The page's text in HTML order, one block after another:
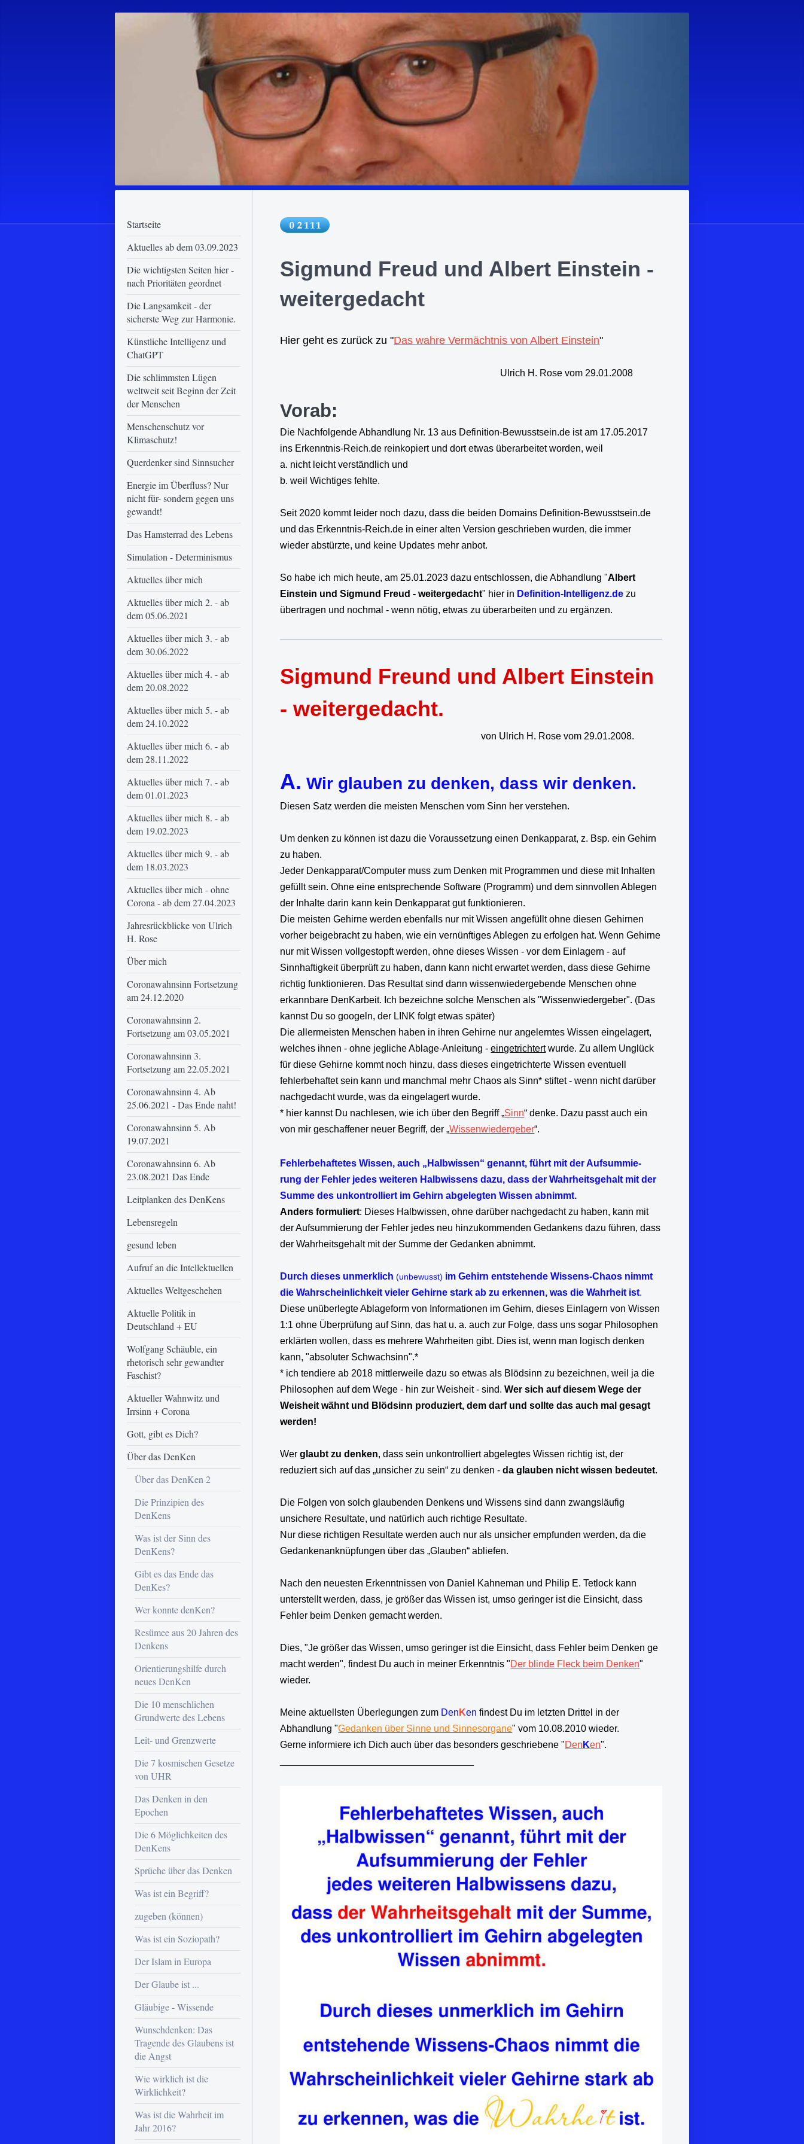
Startseite
Aktuelles ab dem 03.09.2023
Die wichtigsten Seiten hier -
nach Prioritäten geordnet
Die Langsamkeit - der
sicherste Weg zur Harmonie.
Künstliche Intelligenz und
ChatGPT
Die schlimmsten Lügen
weltweit seit Beginn der Zeit
der Menschen
Menschenschutz vor
Klimaschutz!
Querdenker sind Sinnsucher
Energie im Überfluss? Nur
nicht für- sondern gegen uns
gewandt!
Das Hamsterrad des Lebens
Simulation - Determinismus
Aktuelles über mich
Aktuelles über mich 2. - ab
dem 05.06.2021
Aktuelles über mich 3. - ab
dem 30.06.2022
Aktuelles über mich 4. - ab
dem 20.08.2022
Aktuelles über mich 5. - ab
dem 24.10.2022
Aktuelles über mich 6. - ab
dem 28.11.2022
Aktuelles über mich 7. - ab
dem 01.01.2023
Aktuelles über mich 8. - ab
dem 19.02.2023
Aktuelles über mich 9. - ab
dem 18.03.2023
Aktuelles über mich - ohne
Corona - ab dem 27.04.2023
Jahresrückblicke von Ulrich
H. Rose
Über mich
Coronawahnsinn Fortsetzung
am 24.12.2020
Coronawahnsinn 2.
Fortsetzung am 03.05.2021
Coronawahnsinn 3.
Fortsetzung am 22.05.2021
Coronawahnsinn 4. Ab
25.06.2021 - Das Ende naht!
Coronawahnsinn 5. Ab
19.07.2021
Coronawahnsinn 6. Ab
23.08.2021 Das Ende
Leitplanken des DenKens
Lebensregeln
gesund leben
Aufruf an die Intellektuellen
Aktuelles Weltgeschehen
Aktuelle Politik in
Deutschland + EU
Wolfgang Schäuble, ein
rhetorisch sehr gewandter
Faschist?
Aktueller Wahnwitz und
Irrsinn + Corona
Gott, gibt es Dich?
Über das DenKen
Über das DenKen 2
Die Prinzipien des
DenKens
Was ist der Sinn des
DenKens?
Gibt es das Ende das
DenKes?
Wer konnte denKen?
Resümee aus 20 Jahren des
Denkens
Orientierungshilfe durch
neues DenKen
Die 10 menschlichen
Grundwerte des Lebens
Leit- und Grenzwerte
Die 7 kosmischen Gesetze
von UHR
Das Denken in den
Epochen
Die 6 Möglichkeiten des
DenKens
Sprüche über das Denken
Was ist ein Begriff?
zugeben (können)
Was ist ein Soziopath?
Der Islam in Europa
Der Glaube ist ...
Gläubige - Wissende
Wunschdenken: Das
Tragende des Glaubens ist
die Angst
Wie wirklich ist die
Wirklichkeit?
Was ist die Wahrheit im
Jahr 2016?
Sigmund Freud und Albert Einstein -
weitergedacht
Hier geht es zurück zu "Das wahre Vermächtnis von Albert Einstein"
Ulrich H. Rose vom 29.01.2008
Vorab:
Die Nachfolgende Abhandlung Nr. 13 aus Definition-Bewusstsein.de ist am 17.05.2017
ins Erkenntnis-Reich.de reinkopiert und dort etwas überarbeitet worden, weil
a. nicht leicht verständlich und
b. weil Wichtiges fehlte.
Seit 2020 kommt leider noch dazu, dass die beiden Domains Definition-Bewusstsein.de
und das Erkenntnis-Reich.de in einer alten Version geschrieben wurden, die immer
wieder abstürzte, und keine Updates mehr anbot.
So habe ich mich heute, am 25.01.2023 dazu entschlossen, die Abhandlung "Albert
Einstein und Sigmund Freud - weitergedacht" hier in Definition-Intelligenz.de zu
übertragen und nochmal - wenn nötig, etwas zu überarbeiten und zu ergänzen.
Sigmund Freund und Albert Einstein
- weitergedacht.
von Ulrich H. Rose vom 29.01.2008.
A. Wir glauben zu denken, dass wir denken.
Diesen Satz werden die meisten Menschen vom Sinn her verstehen.
Um denken zu können ist dazu die Voraussetzung einen Denkapparat, z. Bsp. ein Gehirn
zu haben.
Jeder Denkapparat/Computer muss zum Denken mit Programmen und diese mit Inhalten
gefüllt sein. Ohne eine entsprechende Software (Programm) und dem sinnvollen Ablegen
der Inhalte darin kann kein Denkapparat gut funktionieren.
Die meisten Gehirne werden ebenfalls nur mit Wissen angefüllt ohne diesen Gehirnen
vorher beigebracht zu haben, wie ein vernünftiges Ablegen zu erfolgen hat. Wenn Gehirne
nur mit Wissen vollgestopft werden, ohne dieses Wissen - vor dem Einlagern - auf
Sinnhaftigkeit überprüft zu haben, dann kann nicht erwartet werden, dass diese Gehirne
richtig funktionieren. Das Resultat sind dann wissenwiedergebende Menschen ohne
erkannbare DenKarbeit. Ich bezeichne solche Menschen als "Wissenwiedergeber". (Das
kannst Du so googeln, der LINK folgt etwas später)
Die allermeisten Menschen haben in ihren Gehirne nur angelerntes Wissen eingelagert,
welches ihnen - ohne jegliche Ablage-Anleitung -eingetrichtertwurde. Zu allem Unglück
für diese Gehirne kommt noch hinzu, dass dieses eingetrichterte Wissen eventuell
fehlerbehaftet sein kann und manchmal mehr Chaos als Sinn* stiftet - wenn nicht darüber
nachgedacht wurde, was da eingelagert wurde.
* hier kannst Du nachlesen, wie ich über den Begriff „Sinn“ denke. Dazu passt auch ein
von mir geschaffener neuer Begriff, der „Wissenwiedergeber“.
Fehlerbehaftetes Wissen, auch „Halbwissen“ genannt, führt mit der Aufsummie-
rung der Fehler jedes weiteren Halbwissens dazu, dass der Wahrheitsgehalt mit der
Summe des unkontrolliert im Gehirn abgelegten Wissen abnimmt.
Anders formuliert: Dieses Halbwissen, ohne darüber nachgedacht zu haben, kann mit
der Aufsummierung der Fehler jedes neu hinzukommenden Gedankens dazu führen, dass
der Wahrheitsgehalt mit der Summe der Gedanken abnimmt.
Durch dieses unmerklich (unbewusst) im Gehirn entstehende Wissens-Chaos nimmt
die Wahrscheinlichkeit vieler Gehirne stark ab zu erkennen, was die Wahrheit ist.
Diese unüberlegte Ablageform von Informationen im Gehirn, dieses Einlagern von Wissen
1:1 ohne Überprüfung auf Sinn, das hat u. a. auch zur Folge, dass uns sogar Philosophen
erklärten wollen, dass es mehrere Wahrheiten gibt. Dies ist, wenn man logisch denken
kann, "absoluter Schwachsinn".*
* ich tendiere ab 2018 mittlerweile dazu so etwas als Blödsinn zu bezeichnen, weil ja die
Philosophen auf dem Wege - hin zur Weisheit - sind.Wer sich auf diesem Wege der
Weisheit wähnt und Blödsinn produziert, dem darf und sollte das auch mal gesagt
werden!
Werglaubt zu denken, dass sein unkontrolliert abgelegtes Wissen richtig ist, der
reduziert sich auf das „unsicher zu sein“ zu denken -da glauben nicht wissen bedeutet.
Die Folgen von solch glaubenden Denkens und Wissens sind dann zwangsläufig
unsichere Resultate, und natürlich auch richtige Resultate.
Nur diese richtigen Resultate werden auch nur als unsicher empfunden werden, da die
Gedankenanknüpfungen über das „Glauben“ abliefen.
Nach den neuesten Erkenntnissen von Daniel Kahneman und Philip E. Tetlock kann
unterstellt werden, dass, je größer das Wissen ist, umso geringer ist die Einsicht, dass
Fehler beim Denken gemacht werden.
Dies, "Je größer das Wissen, umso geringer ist die Einsicht, dass Fehler beim Denken ge
macht werden", findest Du auch in meiner Erkenntnis "Der blinde Fleck beim Denken"
wieder.
Meine aktuellsten Überlegungen zum Den Ken findest Du im letzten Drittel in der
Abhandlung "Gedanken über Sinne und Sinnesorgane" vom 10.08.2010 wieder.
Gerne informiere ich Dich auch über das besonders geschriebene "Den Ken".